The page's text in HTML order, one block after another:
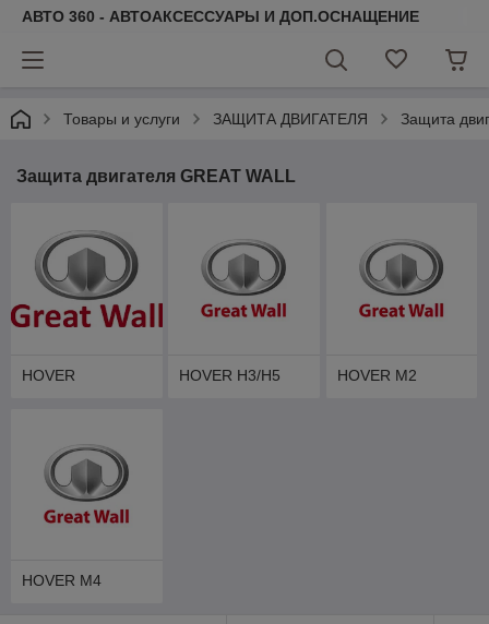
АВТО 360 - АВТОАКСЕССУАРЫ И ДОП.ОСНАЩЕНИЕ
Товары и услуги ЗАЩИТА ДВИГАТЕЛЯ Защита
Защита двигателя GREAT WALL
HOVER HOVER H3/H5 HOVER M2
HOVER M4